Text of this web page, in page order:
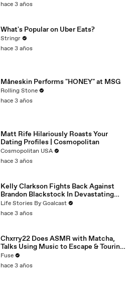
hace 3 años
What's Popular on Uber Eats?
Stringr
hace 3 años
Måneskin Performs "HONEY" at MSG
Rolling Stone
hace 3 años
Matt Rife Hilariously Roasts Your
Dating Profiles | Cosmopolitan
Cosmopolitan USA
hace 3 años
Kelly Clarkson Fights Back Against
Brandon Blackstock In Devastating
Divorce Battle
Life Stories By Goalcast
hace 3 años
Chxrry22 Does ASMR with Matcha,
Talks Using Music to Escape & Touring
with The Weeknd
Fuse
hace 3 años